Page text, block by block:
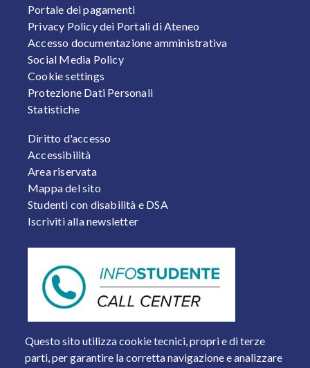
Questo sito utilizza cookie tecnici, propri e di terze
parti, per garantire la corretta navigazione e analizzare
Portale dei pagamenti
Privacy Policy dei Portali di Ateneo
Accesso documentazione amministrativa
Social Media Policy
Cookie settings
Protezione Dati Personali
Statistiche
FOOTER 2
Diritto d'accesso
Accessibilità
Area riservata
Mappa del sito
Studenti con disabilità e DSA
Iscriviti alla newsletter